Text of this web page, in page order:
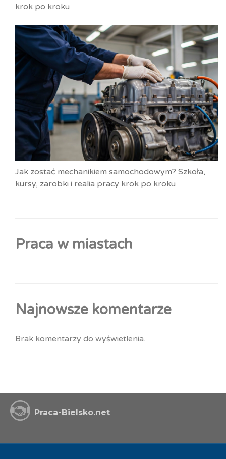
krok po kroku
Jak zostać mechanikiem samochodowym? Szkoła,
kursy, zarobki i realia pracy krok po kroku
Praca w miastach
Najnowsze komentarze
Brak komentarzy do wyświetlenia.
Praca-Bielsko.net